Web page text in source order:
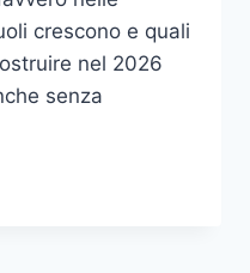
crescono e quali
nel 2026
senza